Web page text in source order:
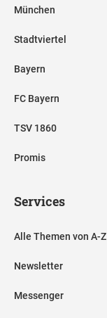
München
Stadtviertel
Bayern
FC Bayern
TSV 1860
Promis
Services
Alle Themen von A-Z
Newsletter
Messenger